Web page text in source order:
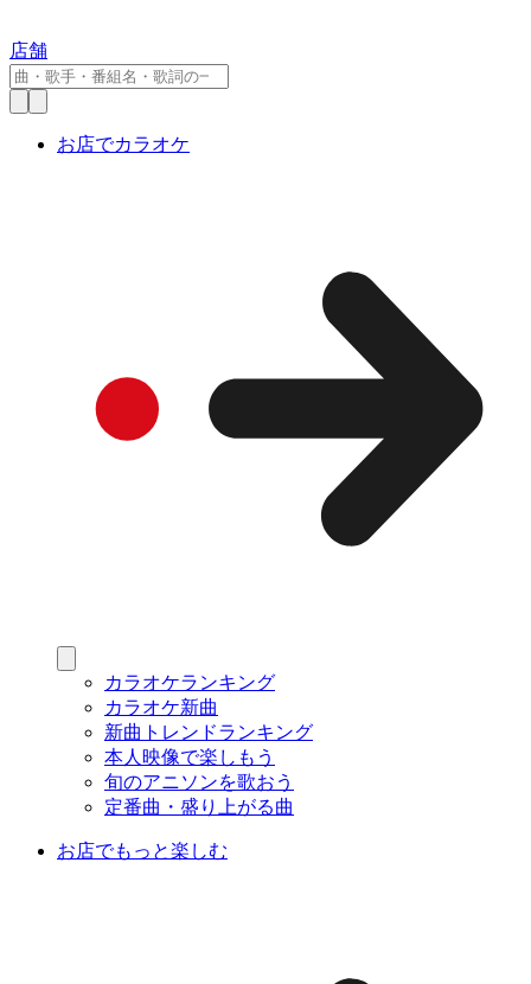
店舗
お店でカラオケ
カラオケランキング
カラオケ新曲
新曲トレンドランキング
本人映像で楽しもう
旬のアニソンを歌おう
定番曲・盛り上がる曲
お店でもっと楽しむ